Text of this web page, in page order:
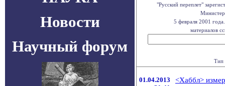
Новости
Научный форум
"Русский переплет"
5 февраля 2001
материалов
Тип
01.04.2013
<Хаббл>